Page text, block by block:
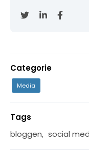
Categorie
Media
Tags
bloggen, social